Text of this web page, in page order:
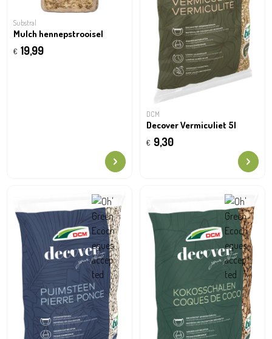
Substral
Mulch hennepstrooisel
€ 19,99
DCM
Decover Vermiculiet 5l
€ 9,30